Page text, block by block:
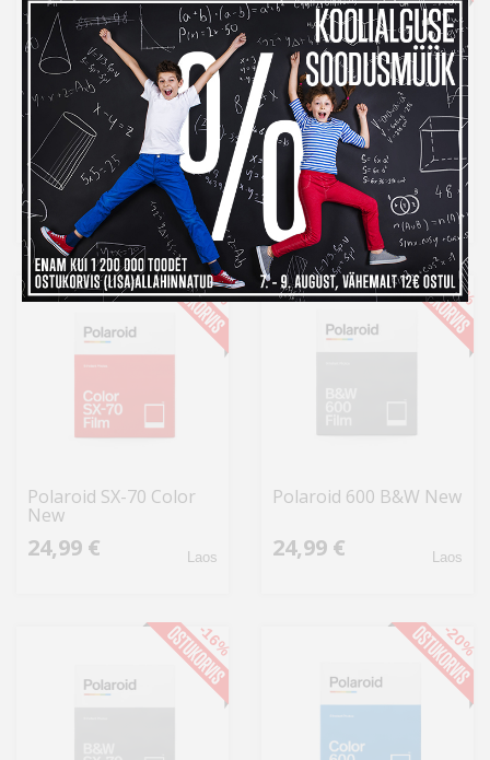
Polaroid Go Color Gold
Frame 2tk
23,99 € Otsas
Polaroid Zink Media
2x3" 30tk
24,99 €
Polaroid SX-70 Color
New
24,99 € Laos
-16%
Polaroid 600 B&W New
24,99 € Laos
-20%
-16% -20%